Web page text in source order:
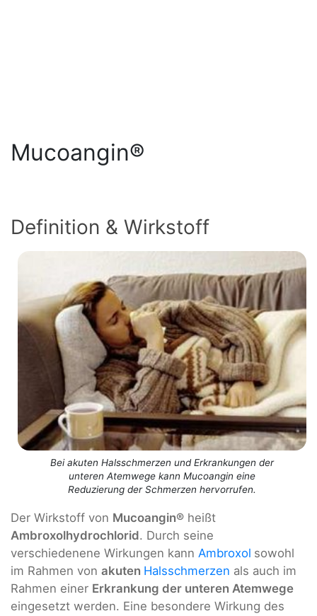
Mucoangin®
Definition & Wirkstoff
Bei akuten Halsschmerzen und Erkrankungen der
unteren Atemwege kann Mucoangin eine
Reduzierung der Schmerzen hervorrufen.
Der Wirkstoff von Mucoangin® heißt
Ambroxolhydrochlorid. Durch seine
verschiedenene Wirkungen kann Ambroxol sowohl
im Rahmen von akuten Halsschmerzen als auch im
Rahmen einer Erkrankung der unteren Atemwege
eingesetzt werden. Eine besondere Wirkung des